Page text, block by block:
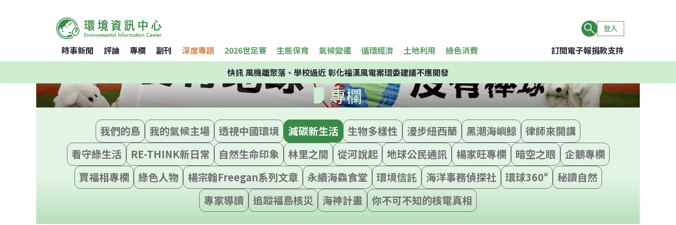
登入
時事新聞 評論 專欄 副刊 深度專題 2026世足賽 生態保育 氣候變遷 循環經濟 土地利用 綠色消費 訂閱電子報捐款支持
快訊風機離聚落、學校過近 彰化福漢風電案環委建議不應開發
專欄
我們的島 我的氣候主場 透視中國環境 減碳新生活 生物多樣性 漫步紐西蘭 黑潮海嶼鯨
律師來開講
看守綠生活
RE-THINK新日常 自然生命印象 林里之間 從河說起 地球公民通訊 楊家旺專欄 暗空之眼
企鵝專欄
賈福相專欄
綠色人物 楊宗翰Freegan系列文章 永續海鱻食堂 環境信託 海洋事務偵探社 環球360°
秘讀自然
專家導讀
追蹤福島核災 海神計畫 你不可不知的核電真相